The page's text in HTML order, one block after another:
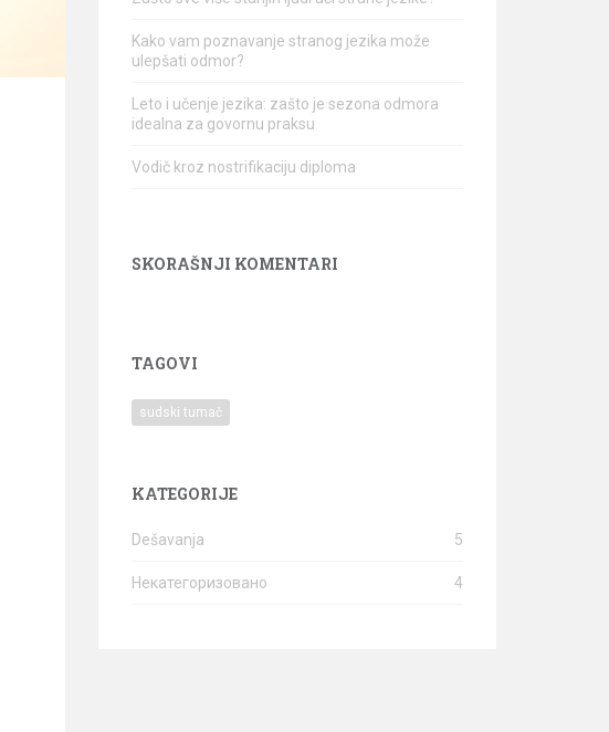
Kako vam poznavanje stranog jezika može
ulepšati odmor?
Leto i učenje jezika: zašto je sezona odmora
idealna za govornu praksu
Vodič kroz nostrifikaciju diploma
SKORAŠNJI KOMENTARI
TAGOVI
sudski tumač
KATEGORIJE
Dešavanja 5
Некатегоризовано 4